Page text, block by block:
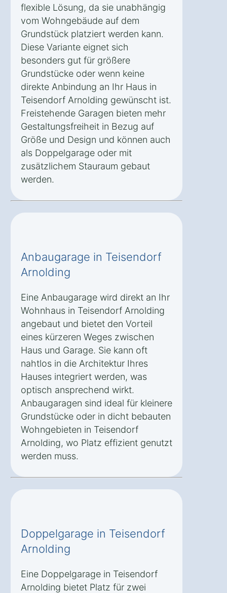
flexible Lösung, da sie unabhängig
vom Wohngebäude auf dem
Grundstück platziert werden kann.
Diese Variante eignet sich
besonders gut für größere
Grundstücke oder wenn keine
direkte Anbindung an Ihr Haus in
Teisendorf Arnolding gewünscht ist.
Freistehende Garagen bieten mehr
Gestaltungsfreiheit in Bezug auf
Größe und Design und können auch
als Doppelgarage oder mit
zusätzlichem Stauraum gebaut
werden.
Anbaugarage in Teisendorf
Arnolding
Eine Anbaugarage wird direkt an Ihr
Wohnhaus in Teisendorf Arnolding
angebaut und bietet den Vorteil
eines kürzeren Weges zwischen
Haus und Garage. Sie kann oft
nahtlos in die Architektur Ihres
Hauses integriert werden, was
optisch ansprechend wirkt.
Anbaugaragen sind ideal für kleinere
Grundstücke oder in dicht bebauten
Wohngebieten in Teisendorf
Arnolding, wo Platz effizient genutzt
werden muss.
Doppelgarage in Teisendorf
Arnolding
Eine Doppelgarage in Teisendorf
Arnolding bietet Platz für zwei